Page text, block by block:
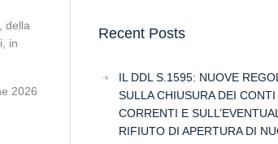
della
in
2026
Recent Posts
IL DDL S.1595: NUOVE
SULLA CHIUSURA DEI CONTI
CORRENTI E
RIFIUTO DI APERTURA DI